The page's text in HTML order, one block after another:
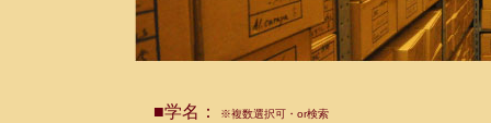
■学名： ※複数選択可・or検索